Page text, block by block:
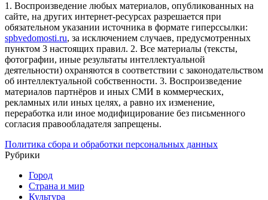
1. Воспроизведение любых материалов, опубликованных на
сайте, на других интернет-ресурсах разрешается при
обязательном указании источника в формате гиперссылки:
spbvedomosti.ru, за исключением случаев, предусмотренных
пунктом 3 настоящих правил. 2. Все материалы (тексты,
фотографии, иные результаты интеллектуальной
деятельности) охраняются в соответствии с законодательством
об интеллектуальной собственности. 3. Воспроизведение
материалов партнёров и иных СМИ в коммерческих,
рекламных или иных целях, а равно их изменение,
переработка или иное модифицирование без письменного
согласия правообладателя запрещены.
Политика сбора и обработки персональных данных
Рубрики
Город
Страна и мир
Культура